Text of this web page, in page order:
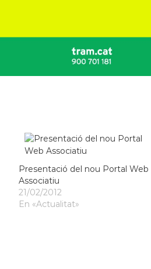
Presentació del nou Portal Web
Associatiu
21/02/2012
En «Actualitat»